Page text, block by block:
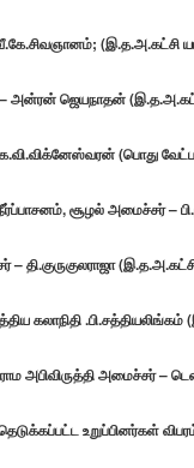
(இ.த.அ.கட்சி
அன்ரன் ஜெயநாதன்
(பொது
சூழல் அமைச்சர்–
– தி.குருகுலராஜா
கலாநிதி .பி.சத்தியலிங்கம்
அபிவிருத்தி அமைச்சர்–
உறுப்பினர்கள்